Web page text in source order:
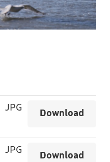
JPG
Download
JPG
Download